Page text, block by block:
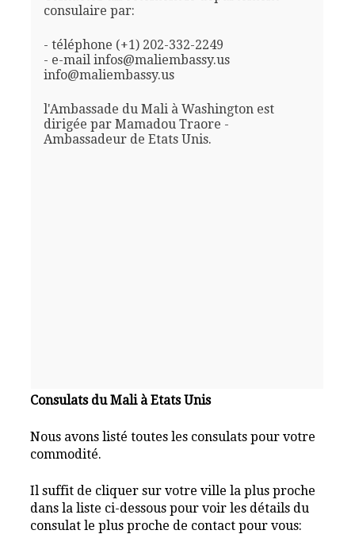
consulaire par:
- téléphone (+1) 202-332-2249
- e-mail infos@maliembassy.us
info@maliembassy.us
l'Ambassade du Mali à Washington est
dirigée par Mamadou Traore -
Ambassadeur de Etats Unis.
Consulats du Mali à Etats Unis
Nous avons listé toutes les consulats pour votre
commodité.
Il suffit de cliquer sur votre ville la plus proche
dans la liste ci-dessous pour voir les détails du
consulat le plus proche de contact pour vous: